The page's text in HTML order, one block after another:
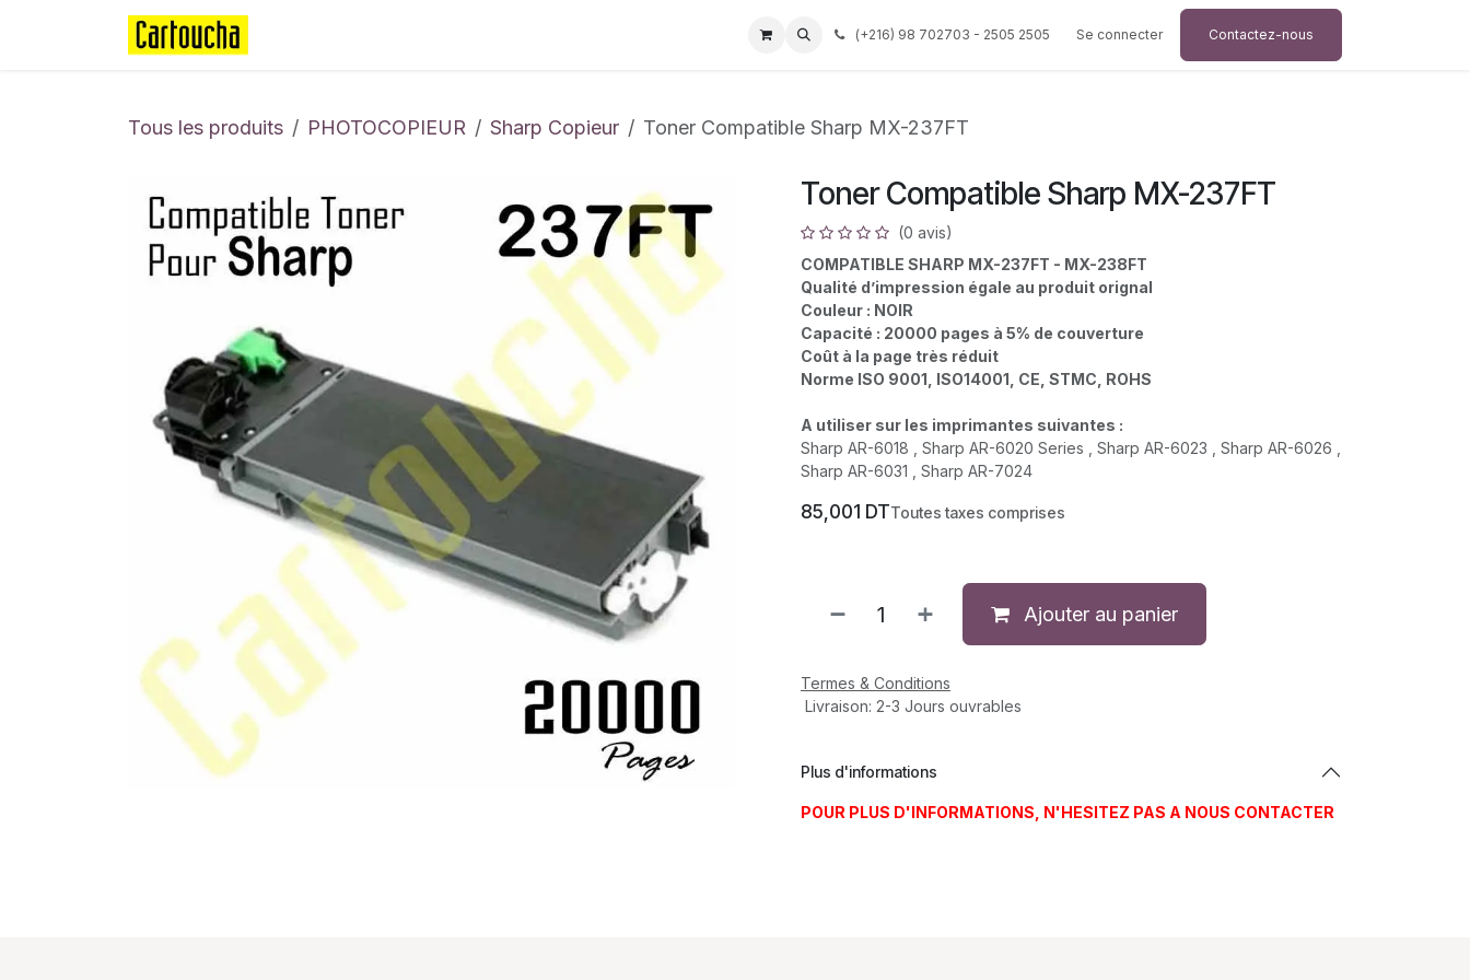
Se rendre au contenu
Société Aide
(+216) 98 702703 - 2505 2505 Se connecter Contactez-nous
Tous les produits PHOTOCOPIEUR Sharp Copieur Toner Compatible Sharp MX-237FT
Toner Compatible Sharp MX-237FT
(0 avis)
COMPATIBLE SHARP MX-237FT - MX-238FT
Qualité d’impression égale au produit orignal
Couleur : NOIR
Capacité : 20000 pages à 5% de couverture
Coût à la page très réduit
Norme ISO 9001, ISO14001, CE, STMC, ROHS
A utiliser sur les imprimantes suivantes :
Sharp AR-6018 , Sharp AR-6020 Series , Sharp AR-6023 , Sharp AR-6026 ,
Sharp AR-6031 , Sharp AR-7024
85,001 DTToutes taxes comprises
Ajouter au panier
Termes & Conditions
Livraison: 2-3 Jours ouvrables
Plus d'informations
POUR PLUS D'INFORMATIONS, N'HESITEZ PAS A NOUS CONTACTER